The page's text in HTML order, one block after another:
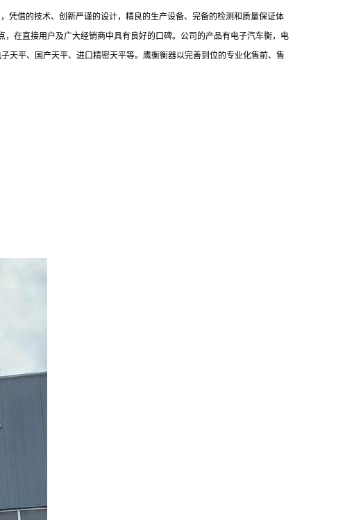
凭借的技术、创新严谨的设计，精良的生产设备、完备的检测和质量保证体
在直接用户及广大经销商中具有良好的口碑。公司的产品有电子汽车衡，电
天平、国产天平、进口精密天平等。鹰衡衡器以完善到位的专业化售前、售